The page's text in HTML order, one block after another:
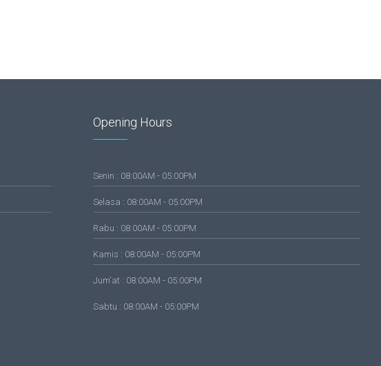
Opening Hours
Senin : 08:00AM - 05:00PM
Selasa : 08:00AM - 05:00PM
Rabu : 08:00AM - 05:00PM
Kamis : 08:00AM - 05:00PM
Jum'at : 08:00AM - 05:00PM
Sabtu : 08:00AM - 05:00PM